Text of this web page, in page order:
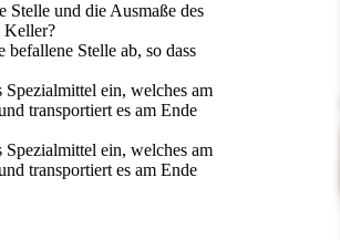
Stelle und die Ausmaße des
Keller?
Stelle ab, so dass
Spezialmittel ein, welches am
transportiert es am Ende
Spezialmittel ein, welches am
transportiert es am Ende